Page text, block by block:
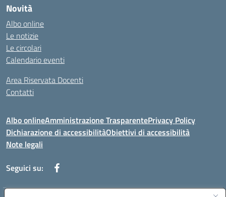
Novità
Albo online
Le notizie
Le circolari
Calendario eventi
Area Riservata Docenti
Contatti
Albo onlineAmministrazione TrasparentePrivacy Policy
Dichiarazione di accessibilitàObiettivi di accessibilità
Note legali
Seguici su: